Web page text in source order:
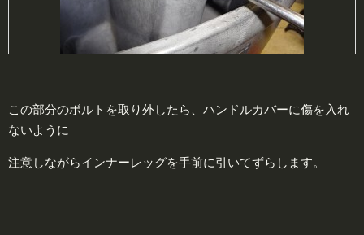
この部分のボルトを取り外したら、ハンドルカバーに傷を入れ
ないように
注意しながらインナーレッグを手前に引いてずらします。